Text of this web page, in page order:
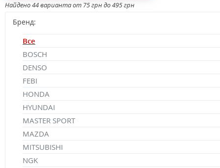
Найдено 44 варианта от 75 грн до 495 грн
Бренд:
Все
BOSCH
DENSO
FEBI
HONDA
HYUNDAI
MASTER SPORT
MAZDA
MITSUBISHI
NGK